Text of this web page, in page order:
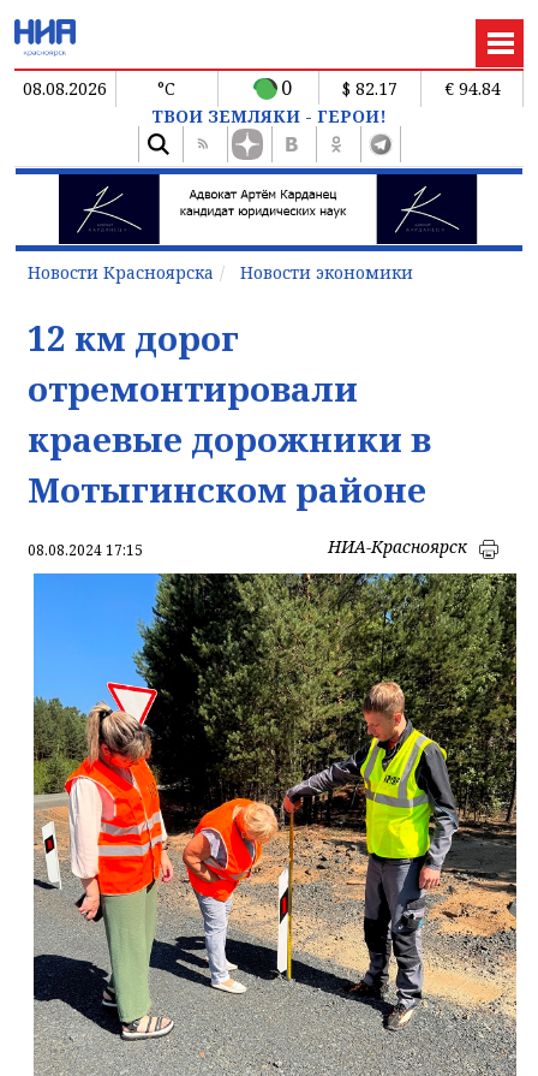
08.08.2026 °C 0 $ 82.17
€ 94.84
ТВОИ ЗЕМЛЯКИ - ГЕРОИ!
Новости Красноярска Новости экономики
12 км дорог
отремонтировали
краевые дорожники в
Мотыгинском районе
08.08.2024 17:15 НИА-Красноярск